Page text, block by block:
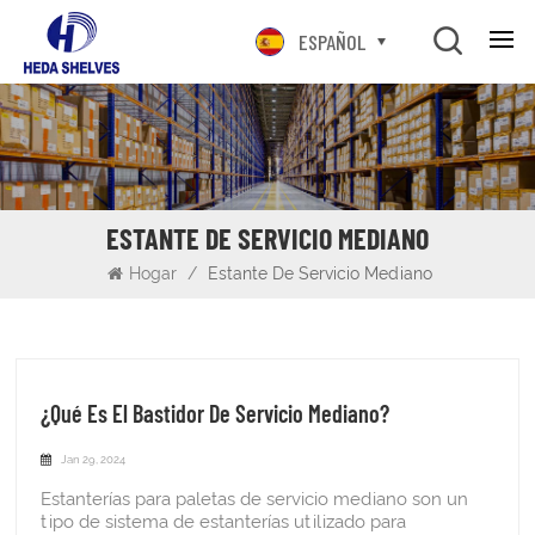
ESPAÑOL
ESTANTE DE SERVICIO MEDIANO
Hogar / Estante De Servicio Mediano
¿Qué Es El Bastidor De Servicio Mediano?
Jan 29, 2024
Estanterías para paletas de servicio mediano son un
tipo de sistema de estanterías utilizado para